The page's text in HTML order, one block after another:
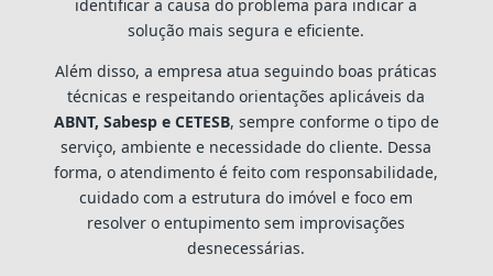
identificar a causa do problema para indicar a
solução mais segura e eficiente.
Além disso, a empresa atua seguindo boas práticas
técnicas e respeitando orientações aplicáveis da
ABNT, Sabesp e CETESB, sempre conforme o tipo de
serviço, ambiente e necessidade do cliente. Dessa
forma, o atendimento é feito com responsabilidade,
cuidado com a estrutura do imóvel e foco em
resolver o entupimento sem improvisações
desnecessárias.